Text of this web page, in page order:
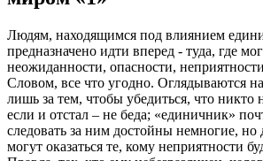
Людям, находящимся под влиянием
предназначено идти вперед - туда, где
неожиданности, опасности,
Словом, все что угодно. Оглядываются
лишь за тем, чтобы убедиться, что никто
если и отстал – не беда; «единичник»
следовать за ним достойны немногие, но
могут оказаться те, кому неприятности